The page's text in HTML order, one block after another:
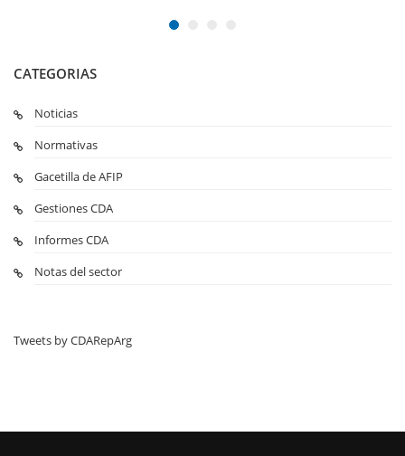
CATEGORIAS
Noticias
Normativas
Gacetilla de AFIP
Gestiones CDA
Informes CDA
Notas del sector
Tweets by CDARepArg